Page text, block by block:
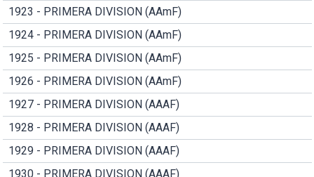
1923 - PRIMERA DIVISION (AAmF)
1924 - PRIMERA DIVISION (AAmF)
1925 - PRIMERA DIVISION (AAmF)
1926 - PRIMERA DIVISION (AAmF)
1927 - PRIMERA DIVISION (AAAF)
1928 - PRIMERA DIVISION (AAAF)
1929 - PRIMERA DIVISION (AAAF)
1930 - PRIMERA DIVISION (AAAF)